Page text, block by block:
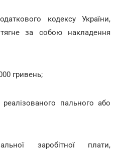
кодексу України,
тягне за собою накладення
гривень;
реалізованого пального або
заробітної плати,